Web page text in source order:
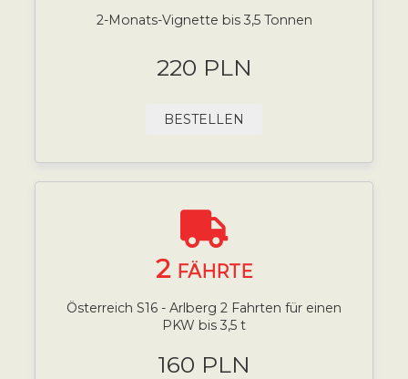
2-Monats-Vignette bis 3,5 Tonnen
220 PLN
BESTELLEN
2 FÄHRTE
Österreich S16 - Arlberg 2 Fahrten für einen
PKW bis 3,5 t
160 PLN